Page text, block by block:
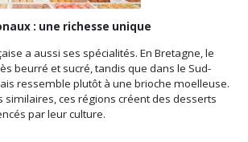
: une richesse unique
a aussi ses spécialités. En Bretagne, le
beurré et sucré, tandis que dans le Sud-
ressemble plutôt à une brioche moelleuse.
similaires, ces régions créent des desserts
par leur culture.